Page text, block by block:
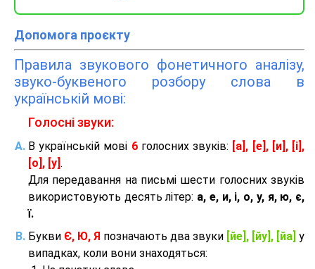
Допомога проєкту
Правила звукового фонетичного аналізу,
звуко-буквеного розбору слова в
українській мові:
Голосні звуки:
В українській мові 6голосних звуків:
[а], [е], [и], [і],
[о], [у] .
Для передавання на письмі шести голосних звуків
використовують десять літер: а, е, и, і, о, у, я, ю, є,
ї.
Букви Є, Ю, Я позначають два звуки [йе], [йу], [йа] у
випадках, коли вони знаходяться: